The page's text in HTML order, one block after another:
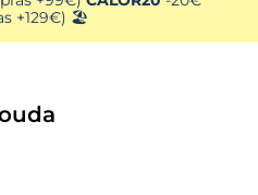
+129€) 🏖️